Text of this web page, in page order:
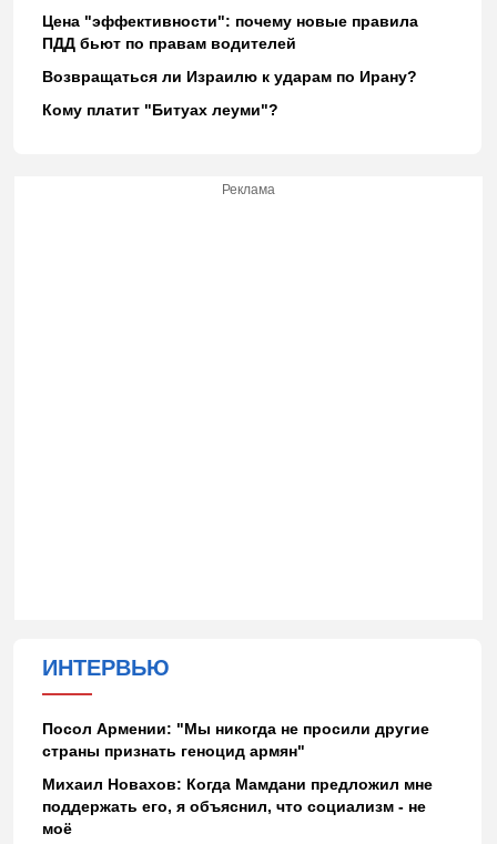
Цена "эффективности": почему новые правила
ПДД бьют по правам водителей
Возвращаться ли Израилю к ударам по Ирану?
Кому платит "Битуах леуми"?
Реклама
ИНТЕРВЬЮ
Посол Армении: "Мы никогда не просили другие
страны признать геноцид армян"
Михаил Новахов: Когда Мамдани предложил мне
поддержать его, я объяснил, что социализм - не
моё